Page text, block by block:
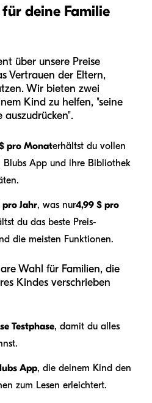
deine Familie
über unsere Preise
Vertrauen der Eltern,
Wir bieten zwei
Kind zu helfen, "seine
pro Monaterhältst du vollen
Blubs App und ihre Bibliothek
pro Jahr, was nur4,99 $ pro
du das beste Preis-
die meisten Funktionen.
Wahl für Familien, die
Kindes verschrieben
Testphase, damit du alles
App, die deinem Kind den
zum Lesen erleichtert.